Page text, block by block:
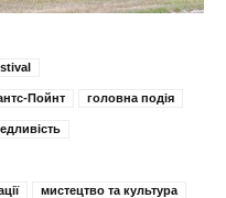
Пойнт головна подія
мистецтво та культура